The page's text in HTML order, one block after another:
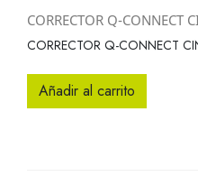
CORRECTOR Q-CONNECT
CORRECTOR Q-CONNECT
Añadir al carrito